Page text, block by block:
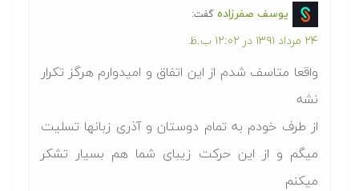
یوسف صفرزاده گفت:
۲۴ مرداد ۱۳۹۱ در ۱۲:۰۲ ب.ظ
واقعا متاسف شدم از این اتفاق و امیدوارم هرگز تکرار
نشه
از طرف خودم به تمام دوستان و آذری زبانها تسلیت
میگم و از این حرکت زیبای شما هم بسیار تشکر
میکنم